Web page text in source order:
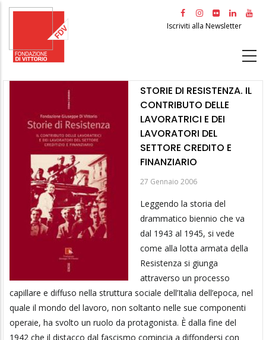
Salta
principale
Iscriviti alla Newsletter
STORIE DI RESISTENZA. IL
CONTRIBUTO DELLE
LAVORATRICI E DEI
LAVORATORI DEL
SETTORE CREDITO E
FINANZIARIO
27 Gennaio 2006
Leggendo la storia del
drammatico biennio che va
dal 1943 al 1945, si vede
come alla lotta armata della
Resistenza si giunga
attraverso un processo
capillare e diffuso nella struttura sociale dell’Italia dell’epoca, nel
quale il mondo del lavoro, non soltanto nelle sue componenti
operaie, ha svolto un ruolo da protagonista. È dalla fine del
1942 che il distacco dal fascismo comincia a diffondersi con